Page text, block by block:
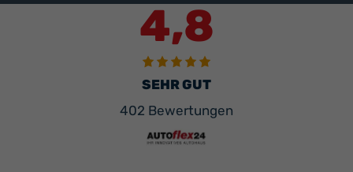
4,8
SEHR GUT
402 Bewertungen